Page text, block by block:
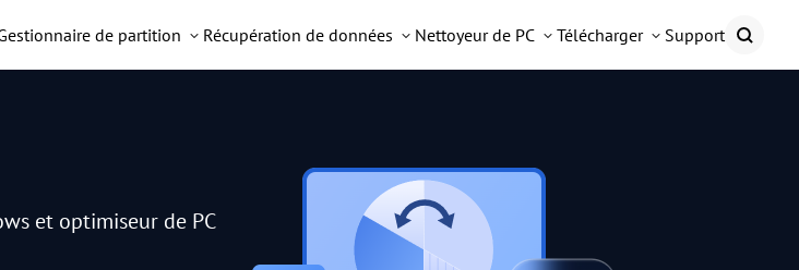
de partition Récupération de données Nettoyeur de PC Télécharger Support
et optimiseur de PC